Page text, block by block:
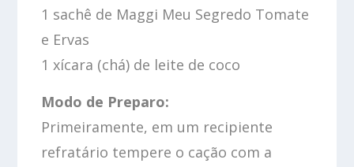
1 sachê de Maggi Meu Segredo Tomate
e Ervas
1 xícara (chá) de leite de coco
Modo de Preparo:
Primeiramente, em um recipiente
refratário tempere o cação com a